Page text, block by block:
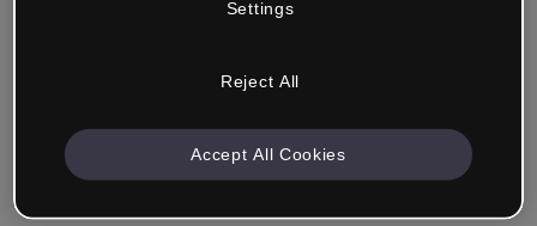
Unternehmen & Professionals
einem anderen Bereich.
Settings
Reject All
Accept All Cookies